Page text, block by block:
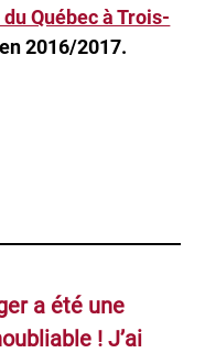
Québec à Trois-
2016/2017.
a été une
! J’ai